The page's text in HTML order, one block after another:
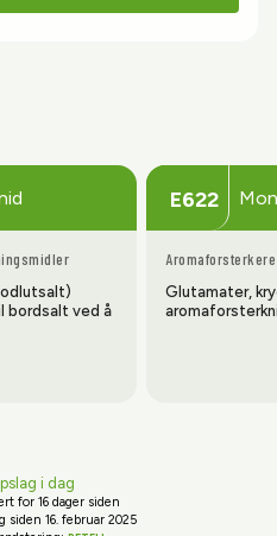
bordsalt ved å
E622
Aromaforsterkere
Glutamater,
i dag
for 16 dager siden
16. februar 2025